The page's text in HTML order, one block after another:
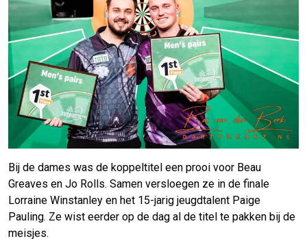
Bij de dames was de koppeltitel een prooi voor Beau
Greaves en Jo Rolls. Samen versloegen ze in de finale
Lorraine Winstanley en het 15-jarig jeugdtalent Paige
Pauling. Ze wist eerder op de dag al de titel te pakken bij de
meisjes.